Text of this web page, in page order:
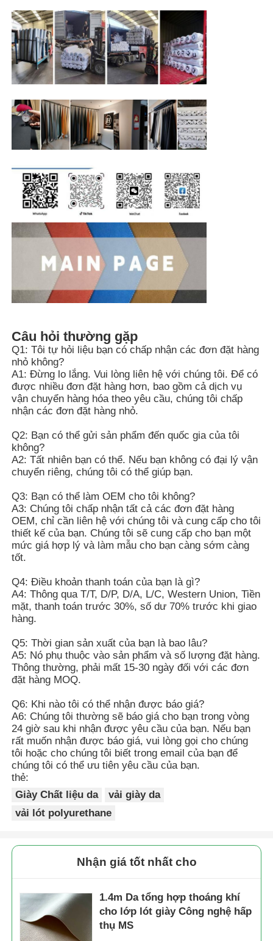
Kháng ánh
sáng
Cấp 4
Ứng dụng lớp lót giày, đế...
Câu hỏi thường gặp
Q1: Tôi tự hỏi liệu bạn có chấp nhận các đơn đặt hàng
nhỏ không?
A1: Đừng lo lắng. Vui lòng liên hệ với chúng tôi. Để có
được nhiều đơn đặt hàng hơn, bao gồm cả dịch vụ
vận chuyển hàng hóa theo yêu cầu, chúng tôi chấp
nhận các đơn đặt hàng nhỏ.
Q2: Bạn có thể gửi sản phẩm đến quốc gia của tôi
không?
A2: Tất nhiên bạn có thể. Nếu bạn không có đại lý vận
chuyển riêng, chúng tôi có thể giúp bạn.
Q3: Bạn có thể làm OEM cho tôi không?
A3: Chúng tôi chấp nhận tất cả các đơn đặt hàng
OEM, chỉ cần liên hệ với chúng tôi và cung cấp cho tôi
thiết kế của bạn. Chúng tôi sẽ cung cấp cho bạn một
mức giá hợp lý và làm mẫu cho bạn càng sớm càng
tốt.
Q4: Điều khoản thanh toán của bạn là gì?
A4: Thông qua T/T, D/P, D/A, L/C, Western Union, Tiền
mặt, thanh toán trước 30%, số dư 70% trước khi giao
hàng.
Q5: Thời gian sản xuất của bạn là bao lâu?
A5: Nó phụ thuộc vào sản phẩm và số lượng đặt hàng.
Thông thường, phải mất 15-30 ngày đối với các đơn
đặt hàng MOQ.
Q6: Khi nào tôi có thể nhận được báo giá?
A6: Chúng tôi thường sẽ báo giá cho bạn trong vòng
24 giờ sau khi nhận được yêu cầu của bạn. Nếu bạn
rất muốn nhận được báo giá, vui lòng gọi cho chúng
tôi hoặc cho chúng tôi biết trong email của bạn để
chúng tôi có thể ưu tiên yêu cầu của bạn.
thẻ:
Giày Chất liệu da
vải giày da
vải lót polyurethane
Nhận giá tốt nhất cho
1.4m Da tổng hợp thoáng khí
cho lớp lót giày Công nghệ hấp
thụ MS